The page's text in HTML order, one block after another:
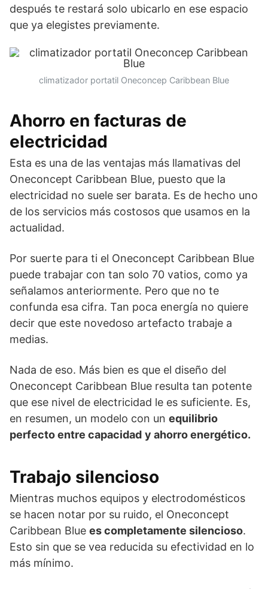
después te restará solo ubicarlo en ese espacio
que ya elegistes previamente.
climatizador portatil Oneconcep Caribbean Blue
Ahorro en facturas de
electricidad
Esta es una de las ventajas más llamativas del
Oneconcept Caribbean Blue, puesto que la
electricidad no suele ser barata. Es de hecho uno
de los servicios más costosos que usamos en la
actualidad.
Por suerte para ti el Oneconcept Caribbean Blue
puede trabajar con tan solo 70 vatios, como ya
señalamos anteriormente. Pero que no te
confunda esa cifra. Tan poca energía no quiere
decir que este novedoso artefacto trabaje a
medias.
Nada de eso. Más bien es que el diseño del
Oneconcept Caribbean Blue resulta tan potente
que ese nivel de electricidad le es suficiente. Es,
en resumen, un modelo con un equilibrio
perfecto entre capacidad y ahorro energético.
Trabajo silencioso
Mientras muchos equipos y electrodomésticos
se hacen notar por su ruido, el Oneconcept
Caribbean Blue es completamente silencioso.
Esto sin que se vea reducida su efectividad en lo
más mínimo.